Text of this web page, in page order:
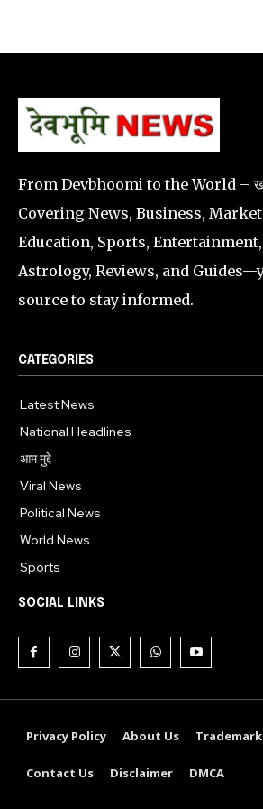
From Devbhoomi to the World –
Covering News, Business,
Education, Sports,
Astrology, Reviews, and
source to stay informed.
CATEGORIES
Latest News
National Headlines
आम मुद्दे
Viral News
Political News
World News
Sports
SOCIAL LINKS
Privacy Policy About Us Trademark
Contact Us Disclaimer DMCA